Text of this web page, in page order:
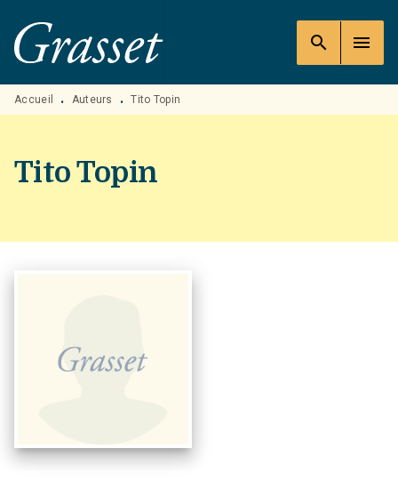
MENU RECHERCHE
PIED DE PAGE
search menu
Accueil • Auteurs • Tito Topin
Tito Topin